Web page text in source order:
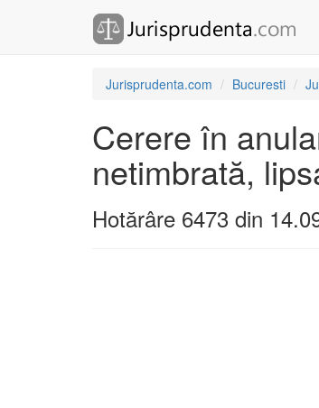
Jurisprudenta.com Bucuresti
Cerere în
netimbrată,
Hotărâre 6473 din